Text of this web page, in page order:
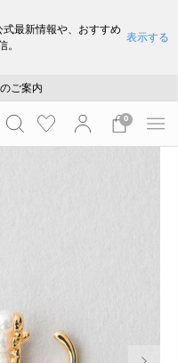
式最新情報や、おすすめ
表示する
け状況について
ご案内
>>
け状況について
0